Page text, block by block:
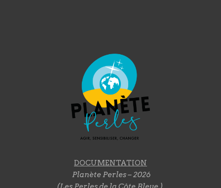
DOCUMENTATION
Planète Perles – 2026